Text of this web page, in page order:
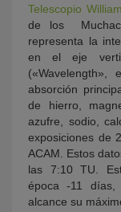
Telescopio
de los
representa la
en el eje
(«Wavelength»,
absorción
de hierro,
azufre, sodio,
exposiciones de
ACAM. Estos
las 7:10 TU.
época -11
alcance su